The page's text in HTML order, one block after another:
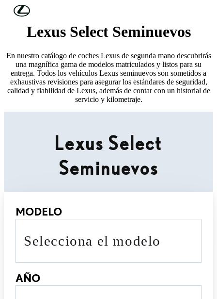
Skip to Main Content
Lexus Select Seminuevos
En nuestro catálogo de coches Lexus de segunda mano descubrirás
una magnífica gama de modelos matriculados y listos para su
entrega. Todos los vehículos Lexus seminuevos son sometidos a
exhaustivas revisiones para asegurar los estándares de seguridad,
calidad y fiabilidad de Lexus, además de contar con un historial de
servicio y kilometraje.
Lexus Select
Seminuevos
MODELO
Selecciona el modelo
AÑO